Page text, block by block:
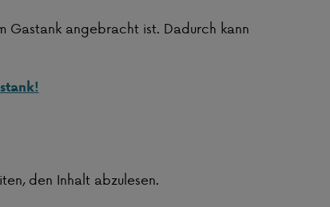
Gastank angebracht ist. Dadurch kann
den Inhalt abzulesen.